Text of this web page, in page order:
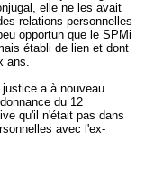
elle ne les avait
relations personnelles
opportun que le SPMi
établi de lien et dont
ans.
a à nouveau
du 12
qu'il n'était pas dans
avec l'ex-